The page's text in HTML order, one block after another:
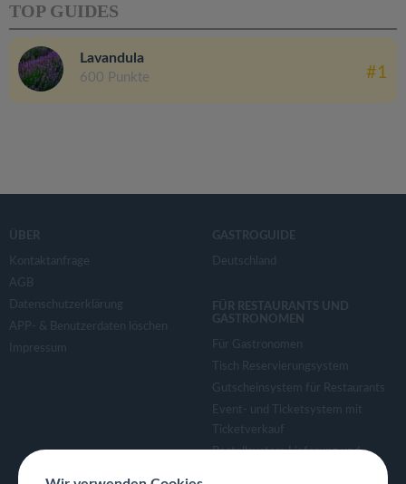
TOP GUIDES
Lavandula
600 Punkte #1
ÜBER
Kontaktanfrage
AGB
Datenschutzerklärung
APP- & Benutzerdaten löschen
Impressum
GASTROGUIDE
Deutschland
FÜR RESTAURANTS UND
GASTRONOMEN
Für Gastronomen
Tisch Reservierungsystem
Gutscheinsystem für Restaurants
Event- und Ticketsystem mit
Ticketverkauf
Bestellsystem Lieferung und